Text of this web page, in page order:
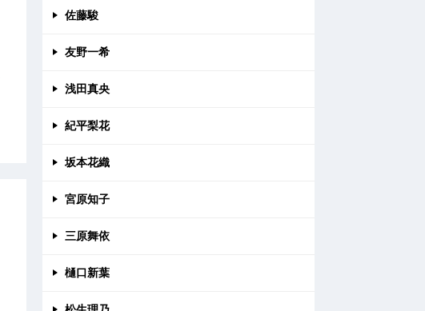
佐藤駿
友野一希
浅田真央
紀平梨花
坂本花織
宮原知子
三原舞依
樋口新葉